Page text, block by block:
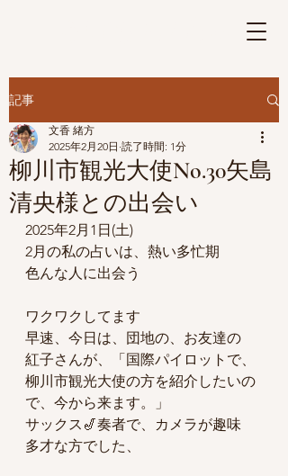
記事
柳川市観光大使No.30矢島
清央様との出会い
文香 緒方
2025年2月20日 読了時間: 1分
2025年2月1日(土)
2月の私の占いは、熱い多忙期
色んな人に出会う
ワクワクしてます
早速、今日は、団地の、お友達の
紅子さんが、「国際パイロットで、
柳川市観光大使の方を紹介したいの
で、今から来ます。」
サックス🎷奏者で、カメラが趣味
多才な方でした、